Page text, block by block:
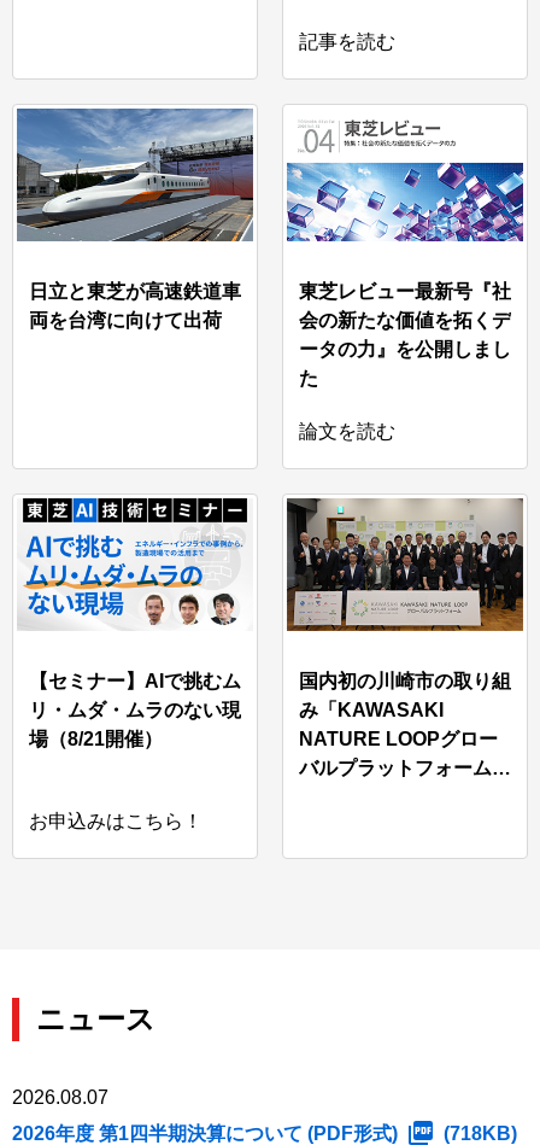
記事を読む
日立と東芝が高速鉄道車
両を台湾に向けて出荷
東芝レビュー最新号『社
会の新たな価値を拓くデ
ータの力』を公開しまし
た
論文を読む
【セミナー】AIで挑むム
リ・ムダ・ムラのない現
場（8/21開催）
お申込みはこちら！
国内初の川崎市の取り組
み「KAWASAKI
NATURE LOOPグロー
バルプラットフォーム」
ニュース
2026.08.07
2026年度 第1四半期決算について (PDF形式)
(718KB)